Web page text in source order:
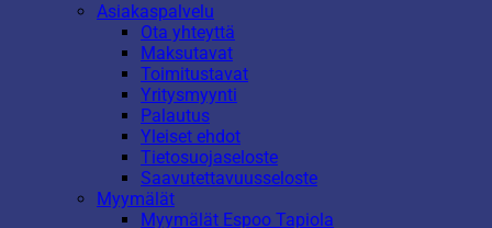
Asiakaspalvelu
Ota yhteyttä
Maksutavat
Toimitustavat
Yritysmyynti
Palautus
Yleiset ehdot
Tietosuojaseloste
Saavutettavuusseloste
Myymälät
Myymälät Espoo Tapiola